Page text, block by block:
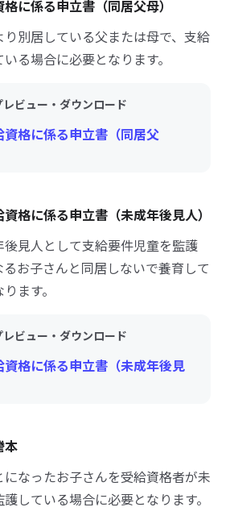
に係る申立書（同居父母）
別居している父または母で、支給
る場合に必要となります。
ビュー・ダウンロード
格に係る申立書（同居父
格に係る申立書（未成年後見人）
見人として支給要件児童を監護
るお子さんと同居しないで養育して
ます。
ビュー・ダウンロード
格に係る申立書（未成年後見
本
なったお子さんを受給資格者が未
している場合に必要となります。